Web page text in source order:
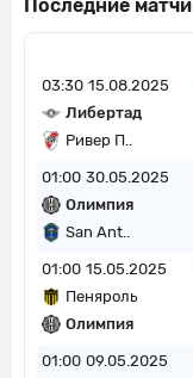
Последние матчи
03:30 15.08.2025
Либертад
Ривер П..
01:00 30.05.2025
Олимпия
San Ant..
01:00 15.05.2025
Пеняроль
Олимпия
01:00 09.05.2025